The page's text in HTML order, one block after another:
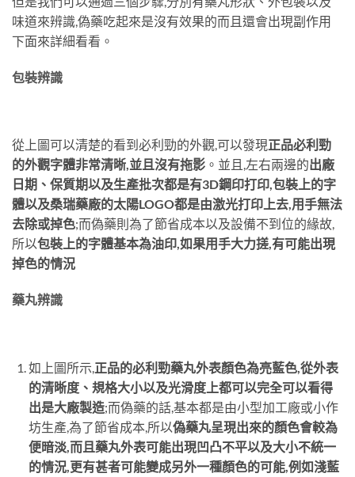
味道來辨識,偽藥吃起來是沒有效果的而且還會出現副作用
下面來詳細看看。
包裝辨識
從上圖可以清楚的看到必利勁的外觀,可以發現正品必利勁
的外觀字體非常清晰,並且沒有拖影 。並且,左右兩邊的出廠
日期、保質期以及生產批次都是有3D鋼印打印,包裝上的字
體以及桑瑞藥廠的太陽LOGO都是由激光打印上去,用手無法
去除或掉色;而偽藥則為了節省成本以及設備不到位的緣故,
所以包裝上的字體基本為油印,如果用手大力搓,有可能出現
掉色的情況
藥丸辨識
如上圖所示,正品的必利勁藥丸外表顏色為亮藍色,從外表
的清晰度、規格大小以及光滑度上都可以完全可以看得
出是大廠製造;而偽藥的話,基本都是由小型加工廠或小作
坊生產,為了節省成本,所以偽藥丸呈現出來的顏色會較為
便暗淡,而且藥丸外表可能出現凹凸不平以及大小不統一
的情況,更有甚者可能變成另外一種顏色的可能,例如淺藍